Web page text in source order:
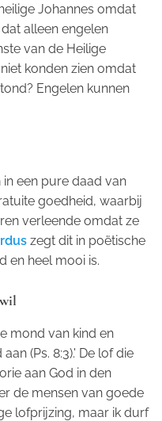
Johannes omdat
alleen engelen
van de Heilige
konden zien omdat
Engelen kunnen
een pure daad van
goedheid, waarbij
verleende omdat ze
zegt dit in poëtische
en heel mooi is.
mond van kind en
(Ps. 8:3).' De lof die
aan God in den
de mensen van goede
lofprijzing, maar ik durf